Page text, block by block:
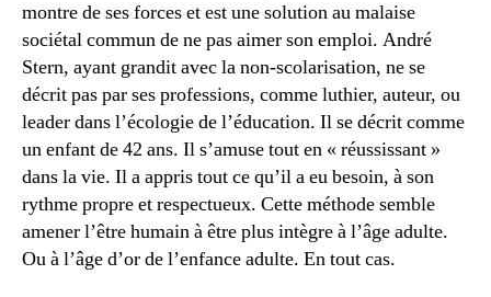
montre de ses forces et est une solution au malaise
sociétal commun de ne pas aimer son emploi. André
Stern, ayant grandit avec la non-scolarisation, ne se
décrit pas par ses professions, comme luthier, auteur, ou
leader dans l’écologie de l’éducation. Il se décrit comme
un enfant de 42 ans. Il s’amuse tout en « réussissant »
dans la vie. Il a appris tout ce qu’il a eu besoin, à son
rythme propre et respectueux. Cette méthode semble
amener l’être humain à être plus intègre à l’âge adulte.
Ou à l’âge d’or de l’enfance adulte. En tout cas.